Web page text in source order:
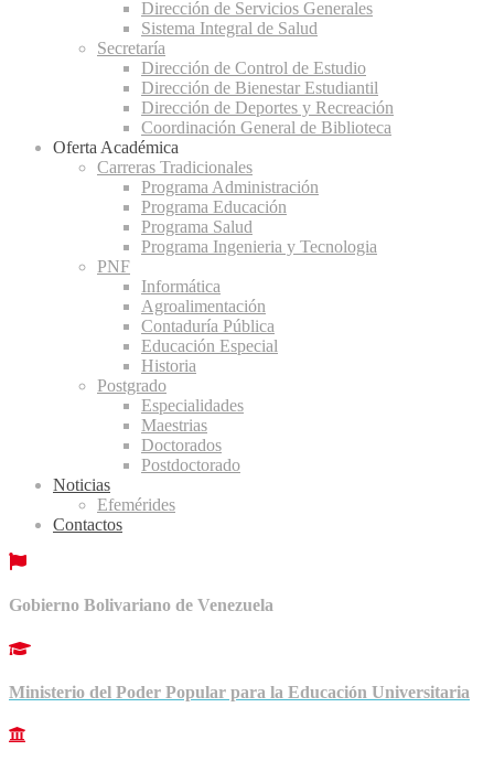
Dirección de Servicios Generales
Sistema Integral de Salud
Secretaría
Dirección de Control de Estudio
Dirección de Bienestar Estudiantil
Dirección de Deportes y Recreación
Coordinación General de Biblioteca
Oferta Académica
Carreras Tradicionales
Programa Administración
Programa Educación
Programa Salud
Programa Ingenieria y Tecnologia
PNF
Informática
Agroalimentación
Contaduría Pública
Educación Especial
Historia
Postgrado
Especialidades
Maestrias
Doctorados
Postdoctorado
Noticias
Efemérides
Contactos
Gobierno Bolivariano de Venezuela
Ministerio del Poder Popular para la Educación Universitaria